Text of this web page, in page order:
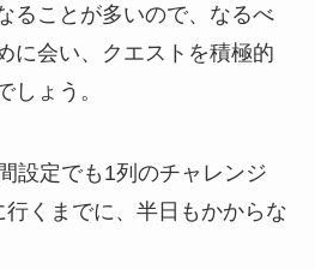
ることが多いので、なるべ
に会い、クエストを積極的
しょう。
設定でも1列のチャレンジ
くまでに、半日もかからな